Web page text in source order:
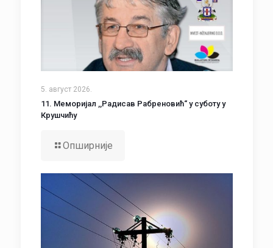
5. август 2026.
11. Меморијал ,,Радисав Рабреновић“ у суботу у
Крушчићу
Опширније